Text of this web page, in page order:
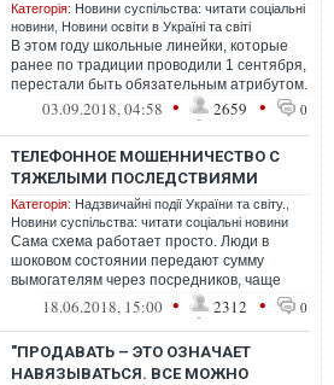
Категорія: Новини суспільства: читати соціальні
новини Новини освіти в Україні та світі
В этом году школьные линейки, которые
ранее по традиции проводили 1 сентября,
перестали быть обязательным атрибутом.
03.09.2018, 04:58 • 2659 • 0
ТЕЛЕФОННОЕ МОШЕННИЧЕСТВО С
ТЯЖЕЛЫМИ ПОСЛЕДСТВИЯМИ
Категорія: Надзвичайні події України та світу.
Новини суспільства: читати соціальні новини
Сама схема работает просто. Люди в
шоковом состоянии передают сумму
вымогателям через посредников, чаще
всего таксистов. А далее...
18.06.2018, 15:00 • 2312 • 0
"ПРОДАВАТЬ – ЭТО ОЗНАЧАЕТ
НАВЯЗЫВАТЬСЯ. ВСЕ МОЖНО